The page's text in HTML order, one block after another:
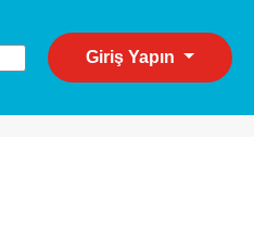
Giriş Yapın